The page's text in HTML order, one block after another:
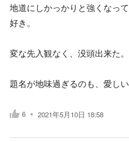
地道にしかっかりと強くなっ
好き。
変な先入観なく、没頭出来た。
題名が地味過ぎるのも、愛し
6 2021年5月10日 18:58